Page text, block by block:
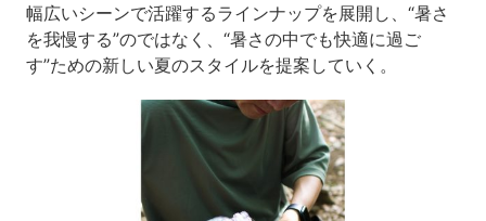
幅広いシーンで活躍するラインナップを展開し、“暑さ
を我慢する”のではなく、“暑さの中でも快適に過ご
す”ための新しい夏のスタイルを提案していく。